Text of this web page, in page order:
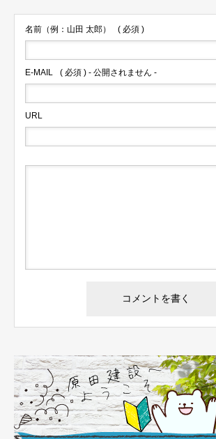
名前（例：山田 太郎） ( 必須 )
E-MAIL ( 必須 ) - 公開されません -
URL